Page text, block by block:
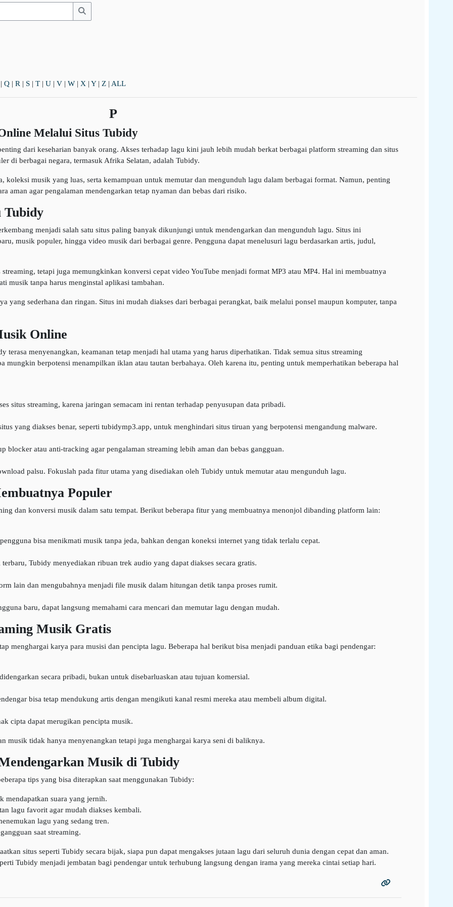
Search
Q | R | S | T | U | V | W | X | Y| Z | ALL
P
Melalui Situs Tubidy
dari keseharian banyak orang. Akses terhadap lagu kini jauh lebih mudah berkat berbagai platform streaming dan situs
di berbagai negara, termasuk Afrika Selatan, adalah Tubidy.
koleksi musik yang luas, serta kemampuan untuk memutar dan mengunduh lagu dalam berbagai format. Namun, penting
aman agar pengalaman mendengarkan tetap nyaman dan bebas dari risiko.
Tubidy
menjadi salah satu situs paling banyak dikunjungi untuk mendengarkan dan mengunduh lagu. Situs ini
musik populer, hingga video musik dari berbagai genre. Pengguna dapat menelusuri lagu berdasarkan artis, judul,
tetapi juga memungkinkan konversi cepat video YouTube menjadi format MP3 atau MP4. Hal ini membuatnya
musik tanpa harus menginstal aplikasi tambahan.
yang sederhana dan ringan. Situs ini mudah diakses dari berbagai perangkat, baik melalui ponsel maupun komputer, tanpa
Online
terasa menyenangkan, keamanan tetap menjadi hal utama yang harus diperhatikan. Tidak semua situs streaming
mungkin berpotensi menampilkan iklan atau tautan berbahaya. Oleh karena itu, penting untuk memperhatikan beberapa hal
situs streaming, karena jaringan semacam ini rentan terhadap penyusupan data pribadi.
yang diakses benar, seperti tubidymp3.app, untuk menghindari situs tiruan yang berpotensi mengandung malware.
atau anti-tracking agar pengalaman streaming lebih aman dan bebas gangguan.
palsu. Fokuslah pada fitur utama yang disediakan oleh Tubidy untuk memutar atau mengunduh lagu.
Populer
dan konversi musik dalam satu tempat. Berikut beberapa fitur yang membuatnya menonjol dibanding platform lain:
bisa menikmati musik tanpa jeda, bahkan dengan koneksi internet yang tidak terlalu cepat.
Tubidy menyediakan ribuan trek audio yang dapat diakses secara gratis.
lain dan mengubahnya menjadi file musik dalam hitungan detik tanpa proses rumit.
baru, dapat langsung memahami cara mencari dan memutar lagu dengan mudah.
Musik Gratis
menghargai karya para musisi dan pencipta lagu. Beberapa hal berikut bisa menjadi panduan etika bagi pendengar:
secara pribadi, bukan untuk disebarluaskan atau tujuan komersial.
bisa tetap mendukung artis dengan mengikuti kanal resmi mereka atau membeli album digital.
cipta dapat merugikan pencipta musik.
musik tidak hanya menyenangkan tetapi juga menghargai karya seni di baliknya.
Musik di Tubidy
tips yang bisa diterapkan saat menggunakan Tubidy:
mendapatkan suara yang jernih.
lagu favorit agar mudah diakses kembali.
lagu yang sedang tren.
saat streaming.
situs seperti Tubidy secara bijak, siapa pun dapat mengakses jutaan lagu dari seluruh dunia dengan cepat dan aman.
Tubidy menjadi jembatan bagi pendengar untuk terhubung langsung dengan irama yang mereka cintai setiap hari.